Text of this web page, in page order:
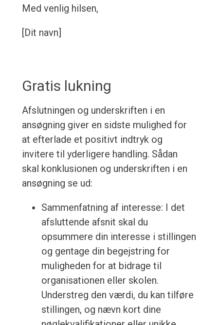
Med venlig hilsen,
[Dit navn]
Gratis lukning
Afslutningen og underskriften i en
ansøgning giver en sidste mulighed for
at efterlade et positivt indtryk og
invitere til yderligere handling. Sådan
skal konklusionen og underskriften i en
ansøgning se ud:
Sammenfatning af interesse: I det
afsluttende afsnit skal du
opsummere din interesse i stillingen
og gentage din begejstring for
muligheden for at bidrage til
organisationen eller skolen.
Understreg den værdi, du kan tilføre
stillingen, og nævn kort dine